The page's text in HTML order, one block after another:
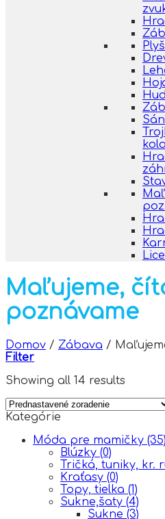
Maľujeme,
poznávame
Domov / Zábava /
Filter
Showing all 14 results
Kategórie
Móda pre mamičky (35)
Blúzky (0)
Tričká, tuniky, kr.
Kraťasy (0)
Topy, tielka (1)
Sukne,šaty (4)
Sukne (3)